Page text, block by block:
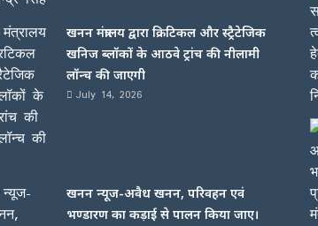
खनन मंत्रालय द्वारा क्रिटिकल और स्ट्रैटेजिक
खनिज ब्लॉकों के आठवे ट्रांच की नीलामी
लॉन्च की जाएगी
July 14, 2026
खनन न्यूज-अवैध खनन, परिवहन एवं
भण्डारण का कड़ाई से पालन किया जाए।